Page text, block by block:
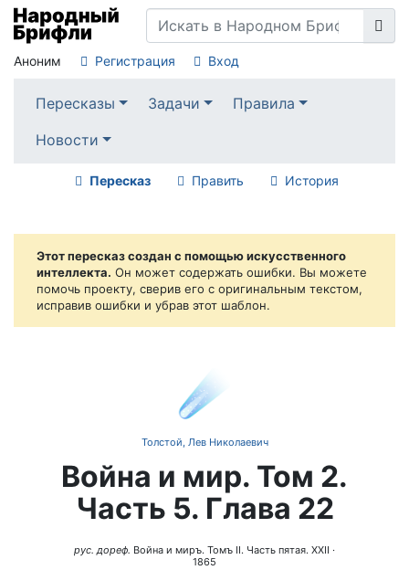
Аноним Регистрация Вход
Пересказы Задачи
Правила
Новости
Пересказ Править История
Этот пересказ создан с помощью искусственного
интеллекта. Он может содержать ошибки. Вы можете
помочь проекту, сверив его с оригинальным текстом,
исправив ошибки и убрав этот шаблон.
☄️
Толстой, Лев Николаевич
Война и мир. Том 2.
Часть 5. Глава 22
рус. дореф. Война и миръ. Томъ II. Часть пятая. XXII ·
1865